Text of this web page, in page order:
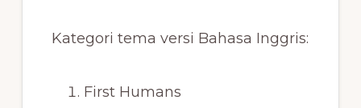
Kategori tema versi Bahasa Inggris:
First Humans